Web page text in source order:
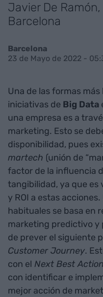
Javier De
Barcelona
Barcelona
23 de Mayo de 2022 -
Una de las formas
iniciativas de Big Data
una empresa es a
marketing. Esto se
disponibilidad, pues
martech (unión de
factor de la influencia
tangibilidad, ya que es
y ROI a estas
habituales se basa en
marketing predictivo y
de prever el siguiente
Customer Journey.
con el Next Best
con identificar e
mejor acción de